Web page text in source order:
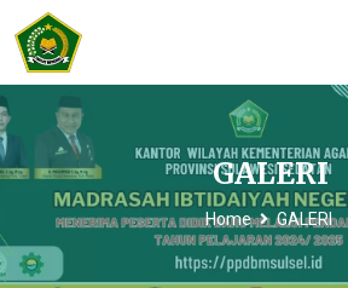
GALERI
Home GALERI